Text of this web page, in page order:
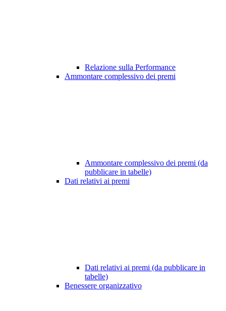
Relazione sulla Performance
Ammontare complessivo dei premi
Ammontare complessivo dei premi (da
pubblicare in tabelle)
Dati relativi ai premi
Dati relativi ai premi (da pubblicare in
tabelle)
Benessere organizzativo